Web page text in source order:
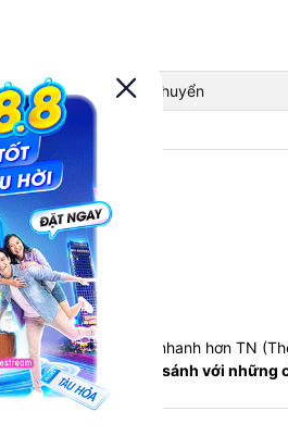
Di chuyển
khác
tốc hành) thường nhanh hơn TN
trên Vexere để so sánh với những